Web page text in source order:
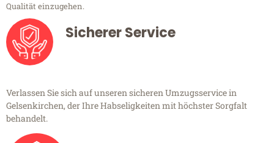
Qualität einzugehen.
Sicherer Service
Verlassen Sie sich auf unseren sicheren Umzugsservice in
Gelsenkirchen, der Ihre Habseligkeiten mit höchster Sorgfalt
behandelt.